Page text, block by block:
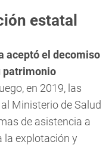
estatal
aceptó el decomiso
patrimonio
en 2019, las
Ministerio de Salud
de asistencia a
la explotación y